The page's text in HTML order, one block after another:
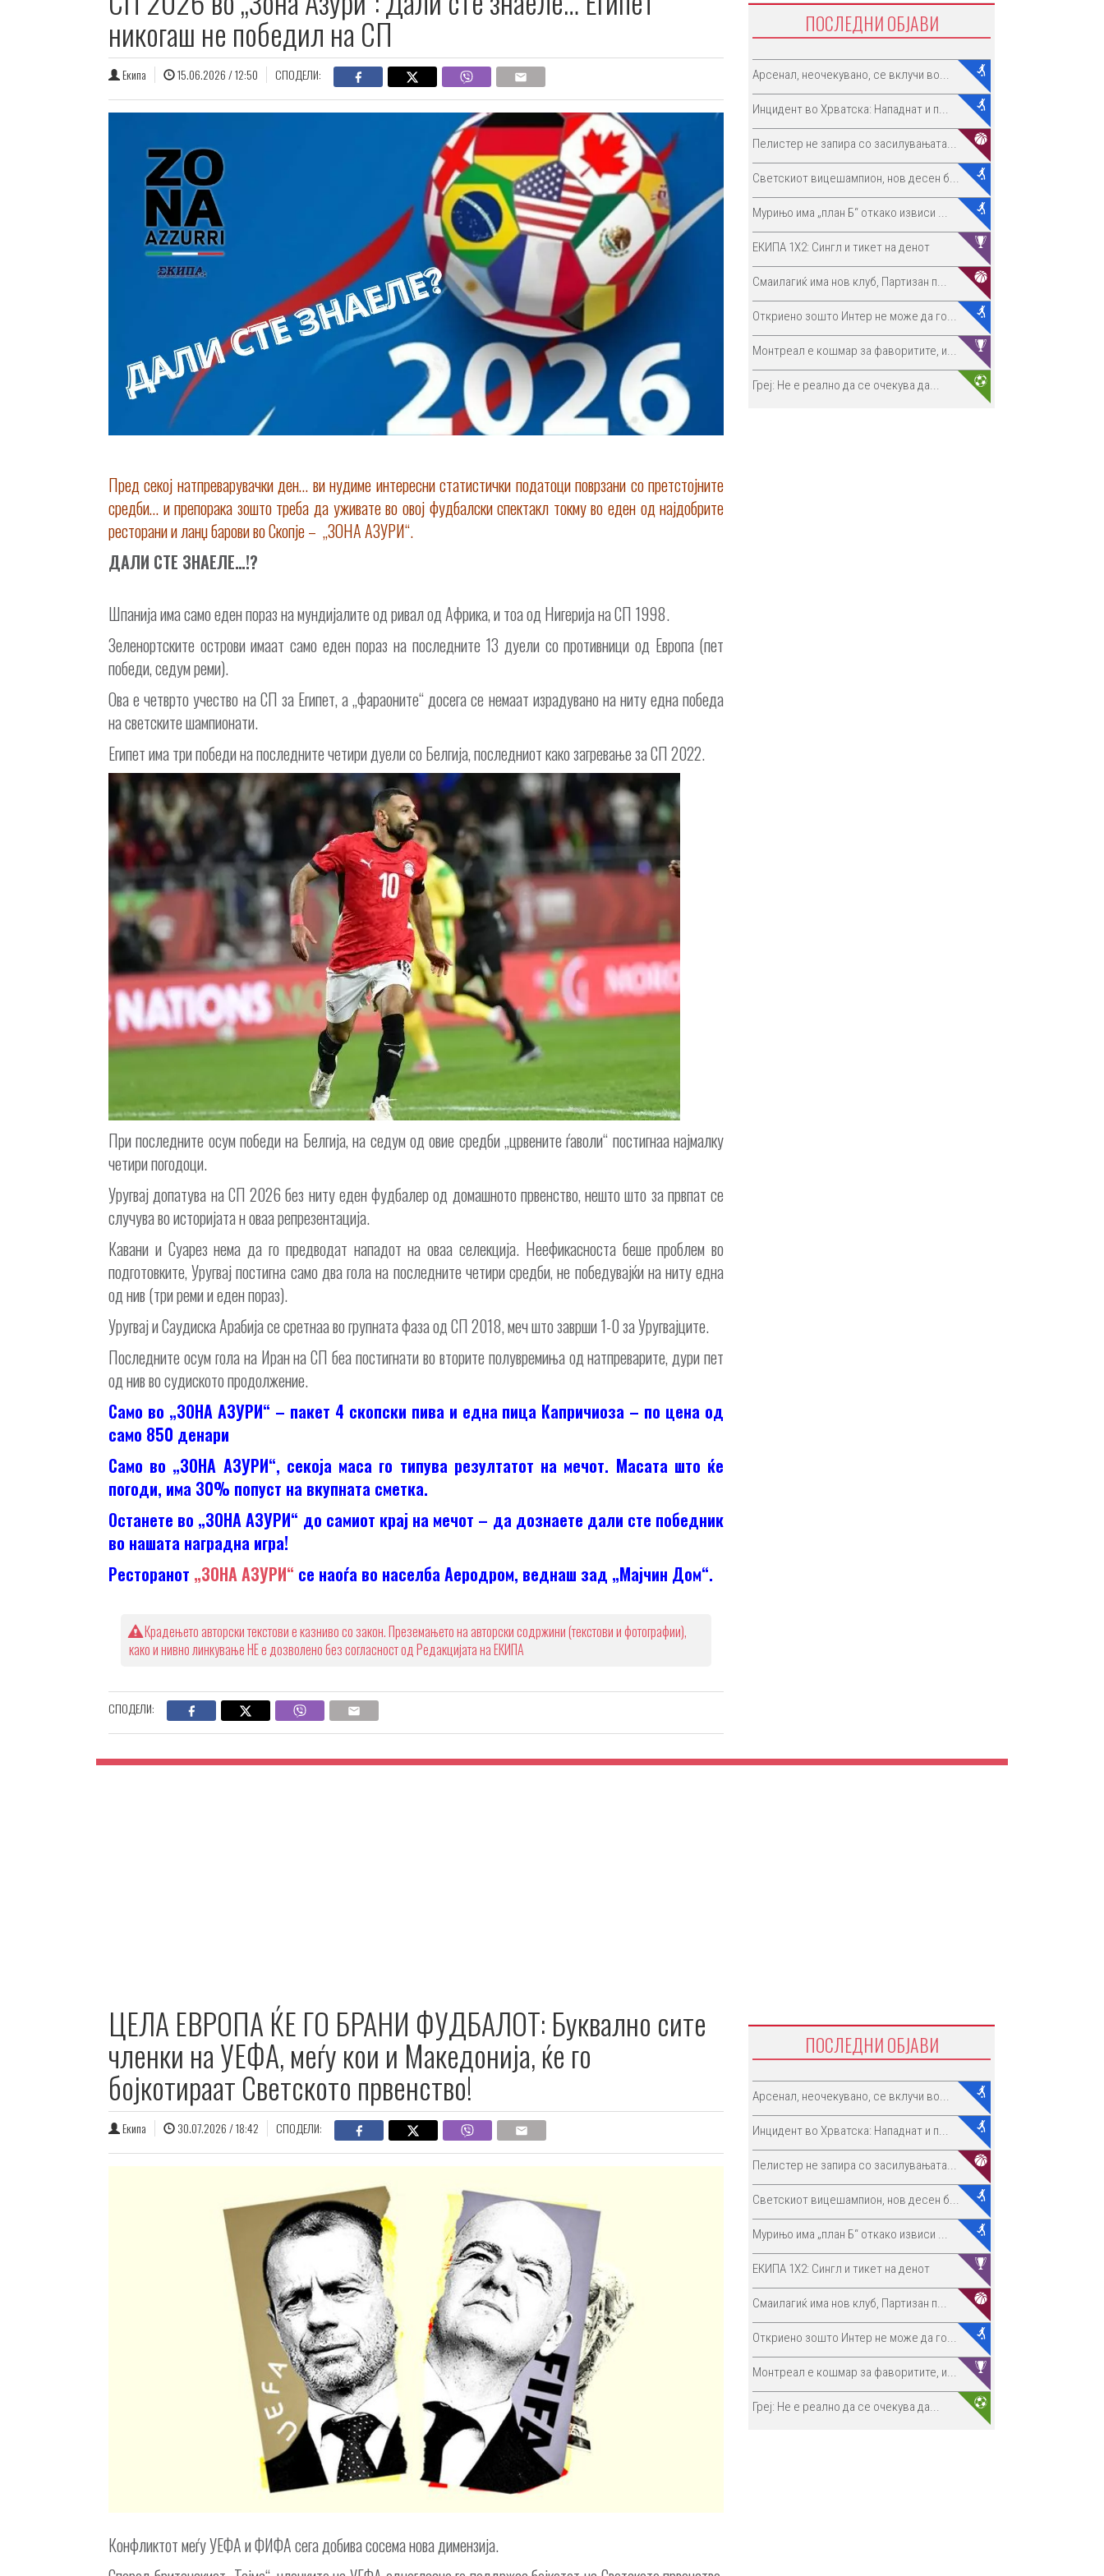
никогаш не победил на СП
Екипа 15.06.2026 / 12:50 СПОДЕЛИ:
Пред секој натпреварувачки ден… ви нудиме интересни статистички податоци поврзани со претстојните
средби… и препорака зошто треба да уживате во овој фудбалски спектакл токму во еден од најдобрите
ресторани и ланџ барови во Скопје – „ЗОНА АЗУРИ“.
ДАЛИ СТЕ ЗНАЕЛЕ…!?
Шпанија има само еден пораз на мундијалите од ривал од Африка, и тоа од Нигерија на СП 1998.
Зеленортските острови имаат само еден пораз на последните 13 дуели со противници од Европа (пет
победи, седум реми).
Ова е четврто учество на СП за Египет, а „фараоните“ досега се немаат израдувано на ниту една победа
на светските шампионати.
Египет има три победи на последните четири дуели со Белгија, последниот како загревање за СП 2022.
При последните осум победи на Белгија, на седум од овие средби „црвените ѓаволи“ постигнаа најмалку
четири погодоци.
Уругвај допатува на СП 2026 без ниту еден фудбалер од домашното првенство, нешто што за првпат се
случува во историјата н оваа репрезентација.
Кавани и Суарез нема да го предводат нападот на оваа селекција. Неефикасноста беше проблем во
подготовките, Уругвај постигна само два гола на последните четири средби, не победувајќи на ниту една
од нив (три реми и еден пораз).
Уругвај и Саудиска Арабија се сретнаа во групната фаза од СП 2018, меч што заврши 1-0 за Уругвајците.
Последните осум гола на Иран на СП беа постигнати во вторите полувремиња од натпреварите, дури пет
од нив во судиското продолжение.
Само во „ЗОНА АЗУРИ“ – пакет 4 скопски пива и една пица Капричиоза – по цена од
само 850 денари
Само во „ЗОНА АЗУРИ“, секоја маса го типува резултатот на мечот. Масата што ќе
погоди, има 30% попуст на вкупната сметка.
Останете во „ЗОНА АЗУРИ“ до самиот крај на мечот – да дознаете дали сте победник
во нашата наградна игра!
Ресторанот „ЗОНА АЗУРИ“ се наоѓа во населба Аеродром, веднаш зад „Мајчин Дом“.
Крадењето авторски текстови е казниво со закон. Преземањето на авторски содржини (текстови и фотографии),
како и нивно линкување НЕ е дозволено без согласност од Редакцијата на ЕКИПА
СПОДЕЛИ:
ПОСЛЕДНИ ОБЈАВИ
Арсенал, неочекувано, се вклучи во...
Инцидент во Хрватска: Нападнат и п...
Пелистер не запира со засилувањата...
Светскиот вицешампион, нов десен б...
Мурињо има „план Б“ откако извиси ...
ЕКИПА 1Х2: Сингл и тикет на денот
Смаилагиќ има нов клуб, Партизан п...
Откриено зошто Интер не може да го...
Монтреал е кошмар за фаворитите, и...
Греј: Не е реално да се очекува да...
ЦЕЛА ЕВРОПА ЌЕ ГО БРАНИ ФУДБАЛОТ: Буквално сите
членки на УЕФА, меѓу кои и Македонија, ќе го
бојкотираат Светското првенство!
Екипа 30.07.2026 / 18:42 СПОДЕЛИ:
Конфликтот меѓу УЕФА и ФИФА сега добива сосема нова димензија.
ПОСЛЕДНИ ОБЈАВИ
Арсенал, неочекувано, се вклучи во...
Инцидент во Хрватска: Нападнат и п...
Пелистер не запира со засилувањата...
Светскиот вицешампион, нов десен б...
Мурињо има „план Б“ откако извиси ...
ЕКИПА 1Х2: Сингл и тикет на денот
Смаилагиќ има нов клуб, Партизан п...
Откриено зошто Интер не може да го...
Монтреал е кошмар за фаворитите, и...
Греј: Не е реално да се очекува да...